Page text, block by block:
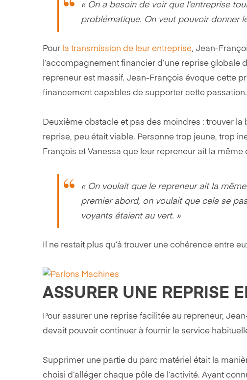
« On a besoin de voir que l’entreprise
problématique. On veut pouvoir donner
Pour la transmission de leur entreprise, Jean-
l’accompagnement financier d’une reprise globale
repreneur est massif. Jean-François évoque cette
financement capables de supporter cette passation.
Deuxième obstacle et pas des moindres : trouver
reprise, peu était viable. Personne trop jeune, trop
François et Vanessa que leur repreneur ait la
« On voulait que le repreneur ait la
premier abord, on voulait que cela se
voyants étaient au vert. »
Il ne restait plus qu’à trouver une cohérence entre
ASSURER UNE REPRISE
Pour assurer une reprise facilitée au repreneur,
devait pouvoir continuer à fournir le service
Supprimer une partie du parc matériel était la
choisi d’alléger chaque pôle de l’activité. Ayant